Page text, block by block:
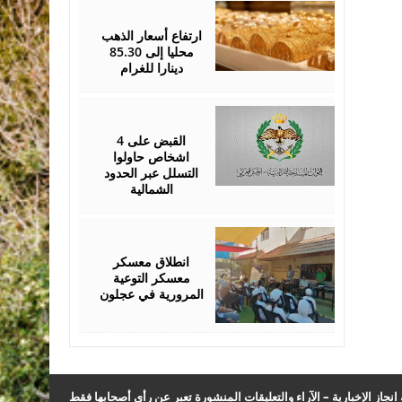
ارتفاع أسعار الذهب
محليا إلى 85.30
دينارا للغرام
القبض على 4
اشخاص حاولوا
التسلل عبر الحدود
الشمالية
انطلاق معسكر
معسكر التوعية
المرورية في عجلون
الإخبارية – الآراء والتعليقات المنشورة تعبر عن رأي أصحابها فقط